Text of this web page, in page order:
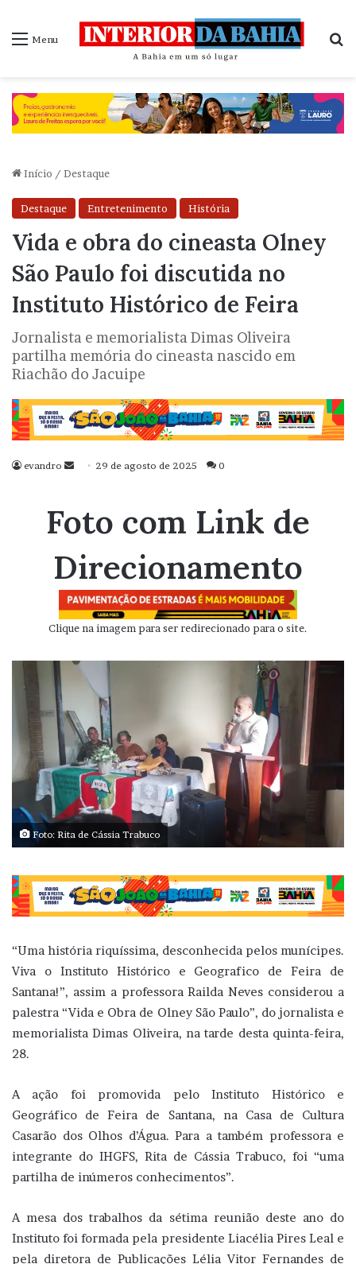
Menu
Início / Destaque
Destaque Entretenimento História
Vida e obra do cineasta Olney
São Paulo foi discutida no
Instituto Histórico de Feira
Jornalista e memorialista Dimas Oliveira
partilha memória do cineasta nascido em
Riachão do Jacuipe
evandro
Mande
mail
29 de agosto de 2025 0
Foto com Link de
Direcionamento
Clique na imagem para ser redirecionado para o site.
Foto: Rita de Cássia Trabuco
“Uma história riquíssima, desconhecida pelos munícipes.
Viva o Instituto Histórico e Geografico de Feira de
Santana!”, assim a professora Railda Neves considerou a
palestra “Vida e Obra de Olney São Paulo”, do jornalista e
memorialista Dimas Oliveira, na tarde desta quinta-feira,
28.
A ação foi promovida pelo Instituto Histórico e
Geográfico de Feira de Santana, na Casa de Cultura
Casarão dos Olhos d’Água. Para a também professora e
integrante do IHGFS, Rita de Cássia Trabuco, foi “uma
partilha de inúmeros conhecimentos”.
A mesa dos trabalhos da sétima reunião deste ano do
Instituto foi formada pela presidente Liacélia Pires Leal e
pela diretora de Publicações Lélia Vitor Fernandes de